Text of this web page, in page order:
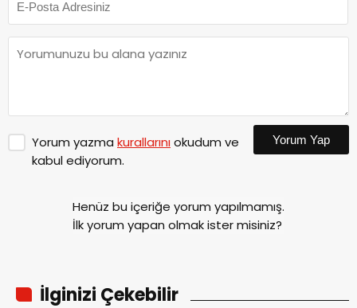
Yorum yazma kurallarınıokudum ve
kabul ediyorum.
Yorum Yap
Henüz bu içeriğe yorum yapılmamış.
İlk yorum yapan olmak ister misiniz?
İlginizi Çekebilir